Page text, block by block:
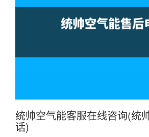
统帅空气能客服在线咨询(统
话)